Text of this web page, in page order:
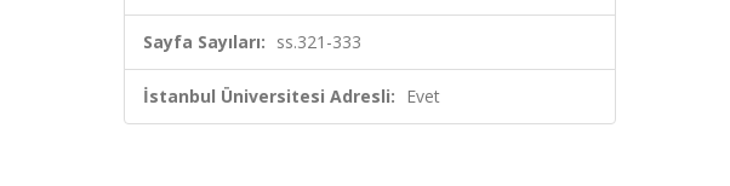
Sayfa Sayıları: ss.321-333
İstanbul Üniversitesi Adresli: Evet